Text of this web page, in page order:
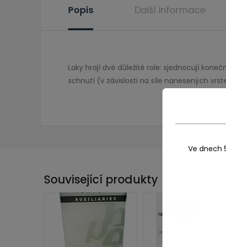
Popis Další informace
Laky hrají dvě důležité role: sjednocují
schnutí (v závislosti na síle nanesených
Související produkty
Ve dnech